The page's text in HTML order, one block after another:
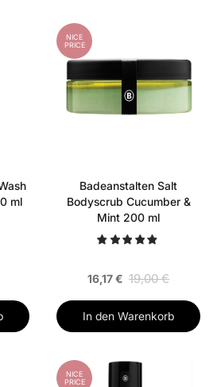
ml
NICE
PRICE
Badeanstalten Salt
Bodyscrub Cucumber &
Mint 200 ml
16,17 € 19,00 €
In den Warenkorb
NICE
PRICE